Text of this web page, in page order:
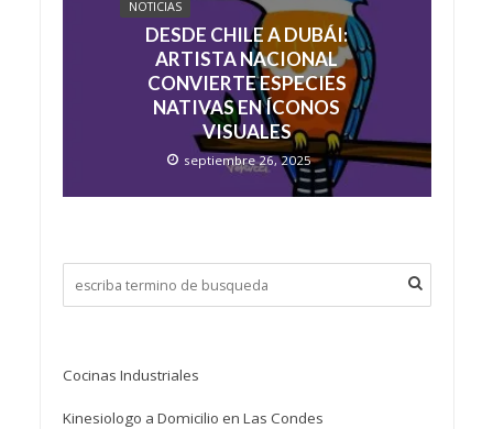
NOTICIAS
DESDE CHILE A DUBÁI:
ARTISTA NACIONAL
CONVIERTE ESPECIES
NATIVAS EN ÍCONOS
VISUALES
septiembre 26, 2025
Cocinas Industriales
Kinesiologo a Domicilio en Las Condes